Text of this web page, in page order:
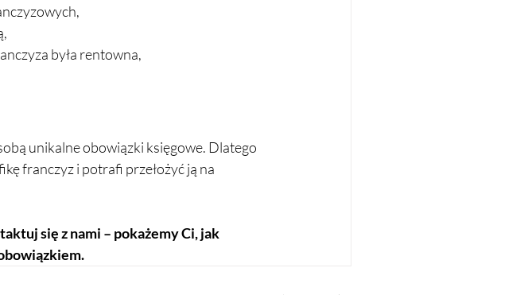
była rentowna,
unikalne obowiązki księgowe. Dlatego
franczyz i potrafi przełożyć ją na
się z nami – pokażemy Ci, jak